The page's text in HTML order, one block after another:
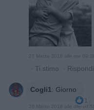
27 Marzo 2018 alle ore 09:28
· Ti stimo · Rispondi
Cogli1: Giorno
1
28 Marzo 2018 alle ore 10:58